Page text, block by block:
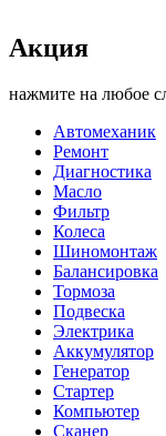
Акция
нажмите на любое
Автомеханик
Ремонт
Диагностика
Масло
Фильтр
Колеса
Шиномонтаж
Балансировка
Тормоза
Подвеска
Электрика
Аккумулятор
Генератор
Стартер
Компьютер
Сканер